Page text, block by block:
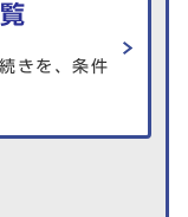
きを、条件